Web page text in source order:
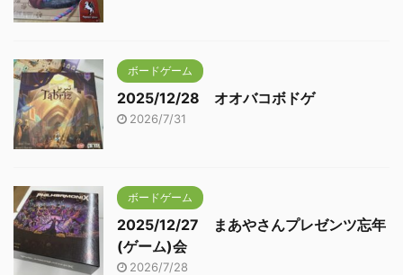
ボードゲーム
2025/12/28 オオバコボドゲ
2026/7/31
ボードゲーム
2025/12/27 まあやさんプレゼンツ忘年
(ゲーム)会
2026/7/28